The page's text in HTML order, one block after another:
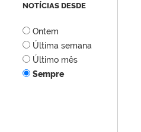
NOTÍCIAS DESDE
Ontem
Última semana
Último mês
Sempre